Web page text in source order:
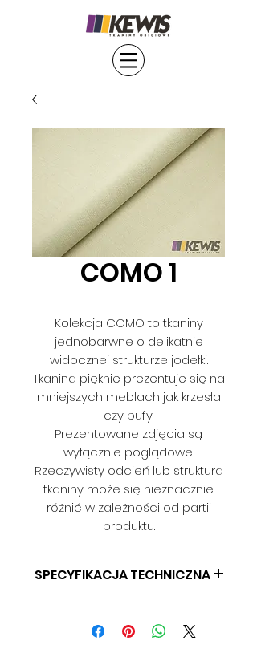
COMO 1
Kolekcja COMO to tkaniny
jednobarwne o delikatnie
widocznej strukturze jodełki.
Tkanina pięknie prezentuje się na
mniejszych meblach jak krzesła
czy pufy.
Prezentowane zdjęcia są
wyłącznie poglądowe.
Rzeczywisty odcień lub struktura
tkaniny może się nieznacznie
różnić w zależności od partii
produktu.
SPECYFIKACJA TECHNICZNA
GRAMATURA: 250 G/M2
SZEROKOŚĆ: 140 CM